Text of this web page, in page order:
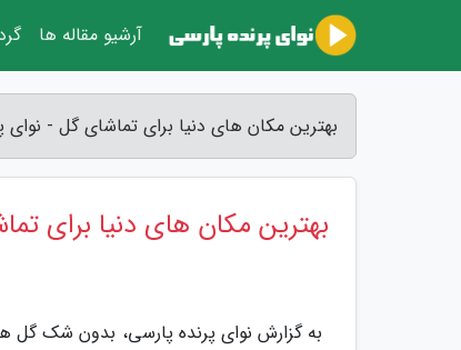
بهترین مکان های دنیا برای تماشای گل - نوای
بهترین مکان های دنیا برای
به گزارش نوای پرنده پارسی، بدون شک گل
آرشیو مقاله ها